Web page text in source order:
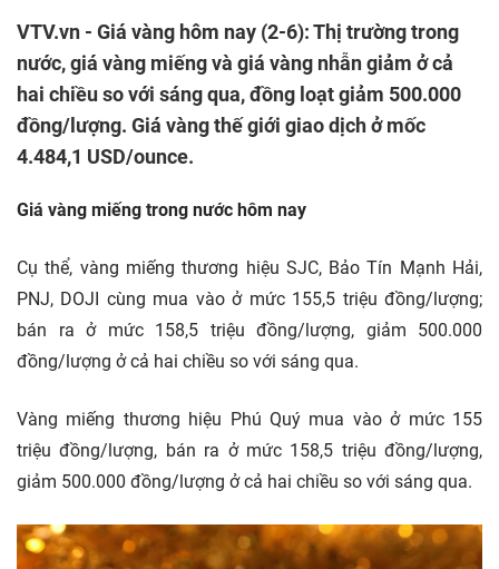
VTV.vn - Giá vàng hôm nay (2-6): Thị trường trong
nước, giá vàng miếng và giá vàng nhẫn giảm ở cả
hai chiều so với sáng qua, đồng loạt giảm 500.000
đồng/lượng. Giá vàng thế giới giao dịch ở mốc
4.484,1 USD/ounce.
Giá vàng miếng trong nước hôm nay
Cụ thể, vàng miếng thương hiệu SJC, Bảo Tín Mạnh Hải,
PNJ, DOJI cùng mua vào ở mức 155,5 triệu đồng/lượng;
bán ra ở mức 158,5 triệu đồng/lượng, giảm 500.000
đồng/lượng ở cả hai chiều so với sáng qua.
Vàng miếng thương hiệu Phú Quý mua vào ở mức 155
triệu đồng/lượng, bán ra ở mức 158,5 triệu đồng/lượng,
giảm 500.000 đồng/lượng ở cả hai chiều so với sáng qua.